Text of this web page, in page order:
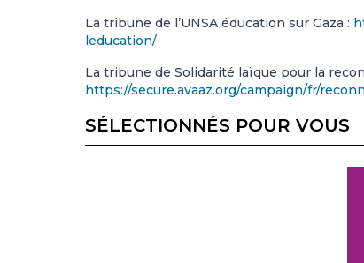
La tribune de l’UNSA éducation sur Gaza :
leducation/
La tribune de Solidarité laïque pour la
https://secure.avaaz.org/campaign/fr/
SÉLECTIONNÉS POUR VOUS